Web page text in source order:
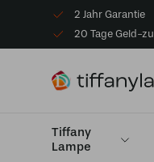
2 Jahr Garantie
20 Tage Geld-
Tiffany
Lampe
Startseite